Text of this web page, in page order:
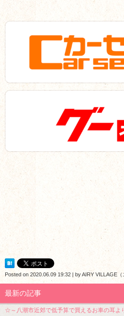
Posted on 2020.06.09 19:32 | byAIRY VILLAGE（
最新の記事
☆～八潮市近郊で低予算で買えるお車の耳よ